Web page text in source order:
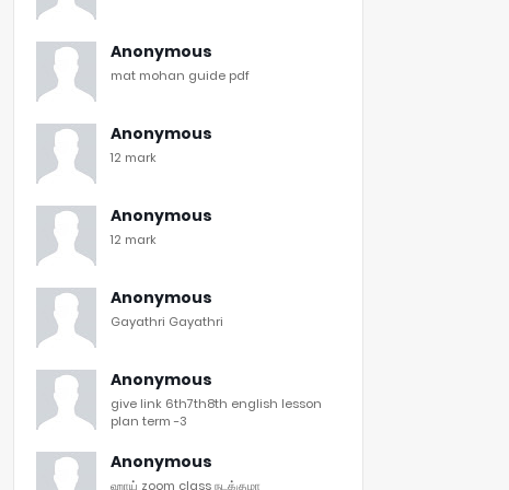
Anonymous
mat mohan guide pdf
Anonymous
12 mark
Anonymous
12 mark
Anonymous
Gayathri Gayathri
Anonymous
give link 6th7th8th english lesson
plan term -3
Anonymous
ஹாய் zoom class நடக்குமா